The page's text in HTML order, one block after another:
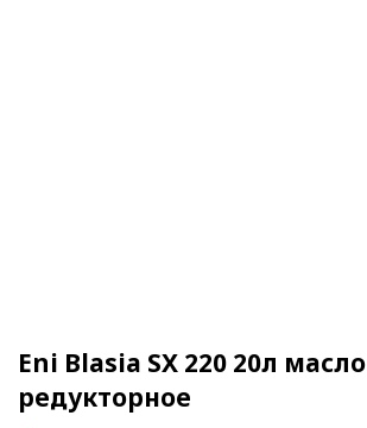
Eni Blasia SX 220 20л масло
редукторное